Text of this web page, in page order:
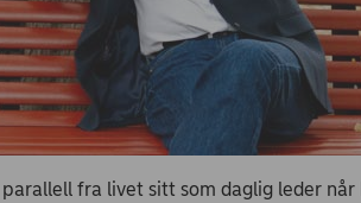
fra livet sitt som daglig leder når